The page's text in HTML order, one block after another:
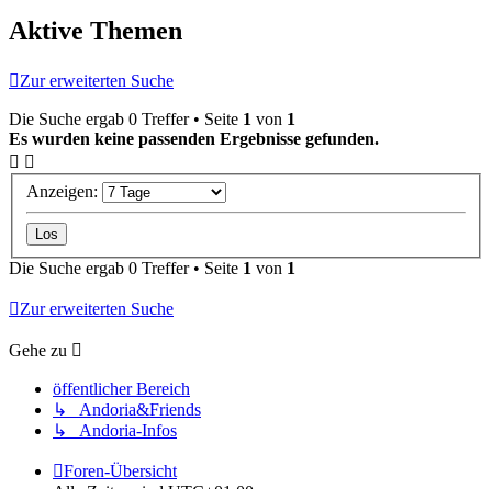
Aktive Themen
Zur erweiterten Suche
Die Suche ergab 0 Treffer • Seite 1 von 1
Es wurden keine passenden Ergebnisse gefunden.
Anzeigen:
Die Suche ergab 0 Treffer • Seite 1 von 1
Zur erweiterten Suche
Gehe zu
öffentlicher Bereich
↳ Andoria&Friends
↳ Andoria-Infos
Foren-Übersicht